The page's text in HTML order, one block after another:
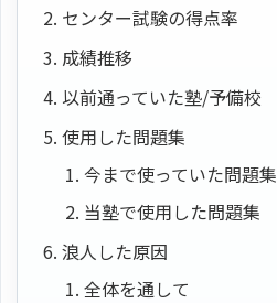
センター試験の得点率
成績推移
以前通っていた塾/予備校
使用した問題集
今まで使っていた問題集
当塾で使用した問題集
浪人した原因
全体を通して